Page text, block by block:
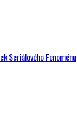
Seriálového Fenoménu